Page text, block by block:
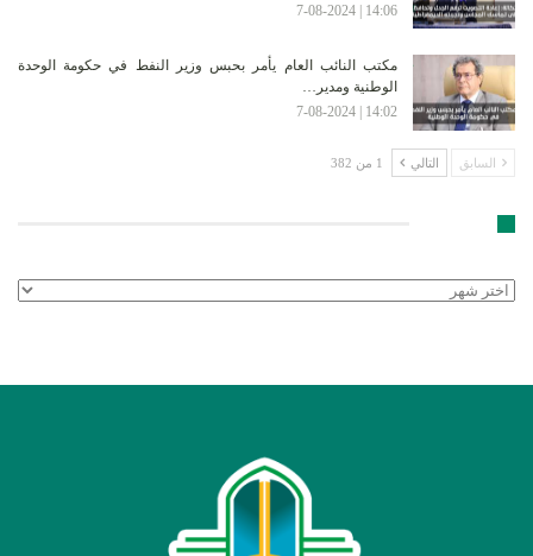
14:06 | 7-08-2024
مكتب النائب العام يأمر بحبس وزير النفط في حكومة الوحدة
الوطنية ومدير…
14:02 | 7-08-2024
السابق التالي 1 من 382
الأرشيف